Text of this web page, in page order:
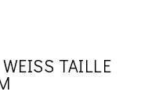
TAILLE